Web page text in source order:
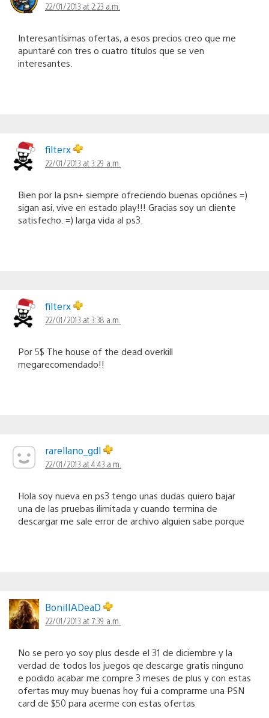
22/01/2013 at 2:23 a.m.
Interesantísimas ofertas, a esos precios creo que me
apuntaré con tres o cuatro títulos que se ven
interesantes.
filterx
22/01/2013 at 3:29 a.m.
Bien por la psn+ siempre ofreciendo buenas opciónes =)
sigan asi, vive en estado play!!! Gracias soy un cliente
satisfecho. =) larga vida al ps3.
filterx
22/01/2013 at 3:38 a.m.
Por 5$ The house of the dead overkill
megarecomendado!!
rarellano_gdl
22/01/2013 at 4:43 a.m.
Hola soy nueva en ps3 tengo unas dudas quiero bajar
una de las pruebas ilimitada y cuando termina de
descargar me sale error de archivo alguien sabe porque
BoniIIADeaD
22/01/2013 at 7:39 a.m.
No se pero yo soy plus desde el 31 de diciembre y la
verdad de todos los juegos qe descarge gratis ninguno
e podido acabar me compre 3 meses de plus y con estas
ofertas muy muy buenas hoy fui a comprarme una PSN
card de $50 para acerme con estas ofertas